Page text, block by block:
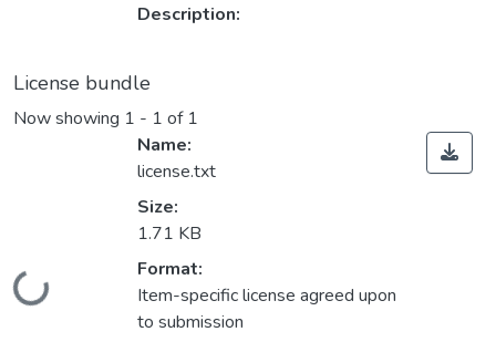
Description:
License bundle
Now showing 1 - 1 of 1
Loading...
Name:
license.txt
Size:
1.71 KB
Format:
Item-specific license agreed upon
to submission